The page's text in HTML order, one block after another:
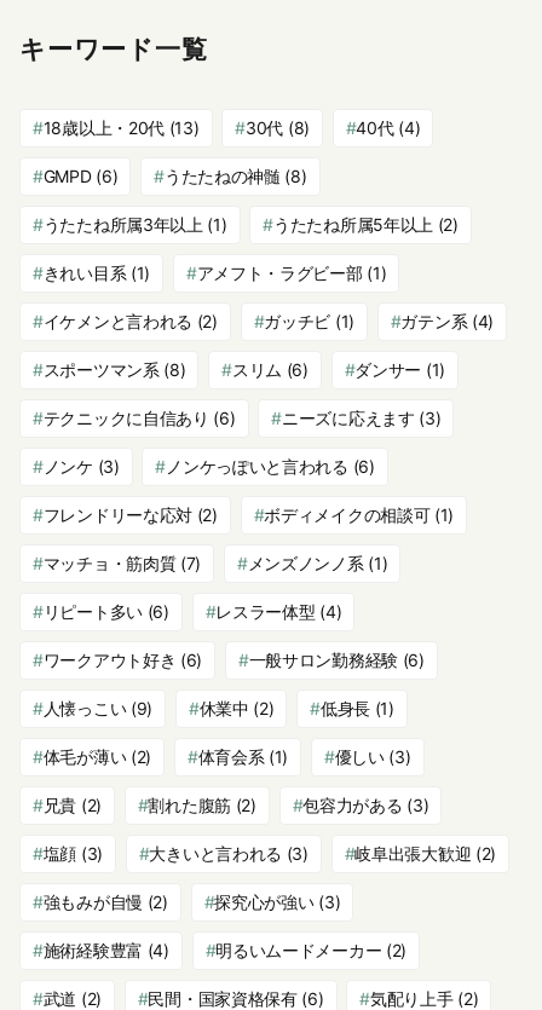
キーワード一覧
18歳以上・20代 (13) 30代 (8) 40代(4)
GMPD(6) うたたねの神髄 (8)
うたたね所属3年以上 (1) うたたね所属5年以上 (2)
きれい目系 (1) アメフト・ラグビー部(1)
イケメンと言われる (2) ガッチビ (1) ガテン系 (4)
スポーツマン系 (8) スリム (6) ダンサー (1)
テクニックに自信あり (6) ニーズに応えます (3)
ノンケ (3) ノンケっぽいと言われる (6)
フレンドリーな応対 (2) ボディメイクの相談可(1)
マッチョ・筋肉質(7) メンズノンノ系 (1)
リピート多い(6) レスラー体型 (4)
ワークアウト好き (6) 一般サロン勤務経験(6)
人懐っこい(9) 休業中 (2) 低身長 (1)
体毛が薄い(2) 体育会系 (1) 優しい(3)
兄貴 (2) 割れた腹筋(2) 包容力がある (3)
塩顔 (3) 大きいと言われる (3) 岐阜出張大歓迎 (2)
強もみが自慢 (2) 探究心が強い(3)
施術経験豊富 (4) 明るいムードメーカー (2)
武道 (2) 民間・国家資格保有(6) 気配り上手(2)